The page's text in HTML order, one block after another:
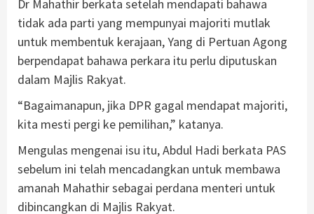
Dr Mahathir berkata setelah mendapati bahawa
tidak ada parti yang mempunyai majoriti mutlak
untuk membentuk kerajaan, Yang di Pertuan Agong
berpendapat bahawa perkara itu perlu diputuskan
dalam Majlis Rakyat.
“Bagaimanapun, jika DPR gagal mendapat majoriti,
kita mesti pergi ke pemilihan,” katanya.
Mengulas mengenai isu itu, Abdul Hadi berkata PAS
sebelum ini telah mencadangkan untuk membawa
amanah Mahathir sebagai perdana menteri untuk
dibincangkan di Majlis Rakyat.